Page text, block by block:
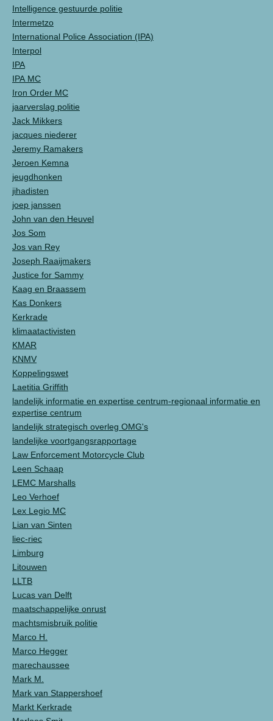
Intelligence gestuurde politie
Intermetzo
International Police Association (IPA)
Interpol
IPA
IPA MC
Iron Order MC
jaarverslag politie
Jack Mikkers
jacques niederer
Jeremy Ramakers
Jeroen Kemna
jeugdhonken
jihadisten
joep janssen
John van den Heuvel
Jos Som
Jos van Rey
Joseph Raaijmakers
Justice for Sammy
Kaag en Braassem
Kas Donkers
Kerkrade
klimaatactivisten
KMAR
KNMV
Koppelingswet
Laetitia Griffith
landelijk informatie en expertise centrum-regionaal informatie en
expertise centrum
landelijk strategisch overleg OMG's
landelijke voortgangsrapportage
Law Enforcement Motorcycle Club
Leen Schaap
LEMC Marshalls
Leo Verhoef
Lex Legio MC
Lian van Sinten
liec-riec
Limburg
Litouwen
LLTB
Lucas van Delft
maatschappelijke onrust
machtsmisbruik politie
Marco H.
Marco Hegger
marechaussee
Mark M.
Mark van Stappershoef
Markt Kerkrade